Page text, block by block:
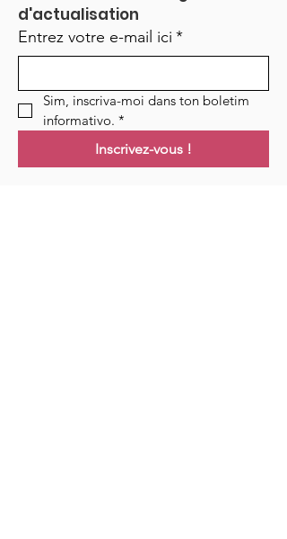
d'actualisation
Entrez votre e-mail ici *
Sim, inscriva-moi dans ton boletim
informativo. *
Inscrivez-vous !